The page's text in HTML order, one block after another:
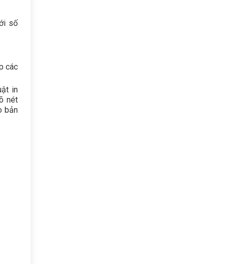
số
các
in
nét
bản